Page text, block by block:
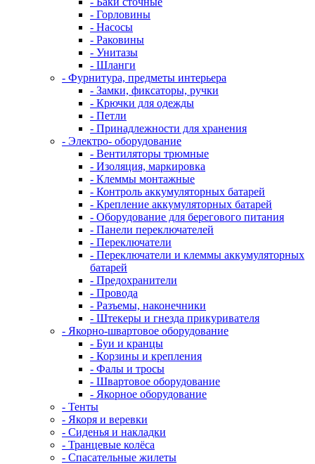
- Горловины
- Насосы
- Раковины
- Унитазы
- Шланги
- Фурнитура, предметы интерьера
- Замки, фиксаторы, ручки
- Крючки для одежды
- Петли
- Принадлежности для хранения
- Электро- оборудование
- Вентиляторы трюмные
- Изоляция, маркировка
- Клеммы монтажные
- Контроль аккумуляторных батарей
- Крепление аккумуляторных батарей
- Оборудование для берегового питания
- Панели переключателей
- Переключатели
- Переключатели и клеммы аккумуляторных
батарей
- Предохранители
- Провода
- Разъемы, наконечники
- Штекеры и гнезда прикуривателя
- Якорно-швартовое оборудование
- Буи и кранцы
- Корзины и крепления
- Фалы и тросы
- Швартовое оборудование
- Якорное оборудование
- Тенты
- Якоря и веревки
- Сиденья и накладки
- Транцевые колёса
- Спасательные жилеты